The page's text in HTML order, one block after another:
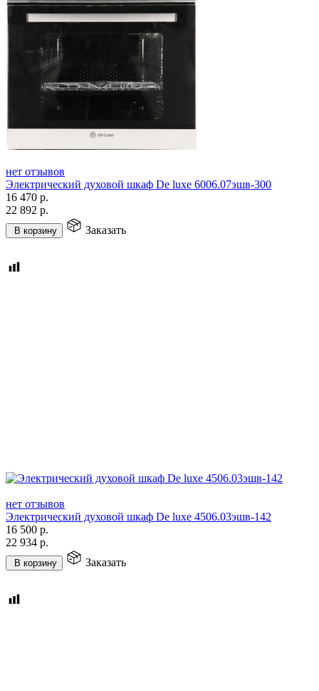
нет отзывов
Электрический духовой шкаф De luxe 6006.07эшв-300
16 470 р.
22 892 р.
В корзину Заказать
нет отзывов
Электрический духовой шкаф De luxe 4506.03эшв-142
16 500 р.
22 934 р.
В корзину Заказать